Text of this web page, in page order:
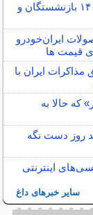
اعلام جزییات تازه درباره حقوق ۱۴۰۵ بازنشستگان و
ایران‌خودرو
ایران با
که حالا به
روز دست نگه
اینترنتی
سایر خبرهای داغ